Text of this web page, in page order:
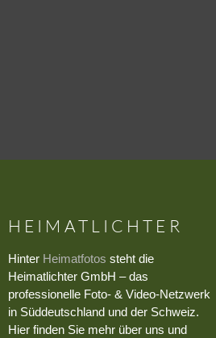
HEIMATLICHTER
Hinter Heimatfotos steht die
Heimatlichter GmbH – das
professionelle Foto- & Video-Netzwerk
in Süddeutschland und der Schweiz.
Hier finden Sie mehr über uns und